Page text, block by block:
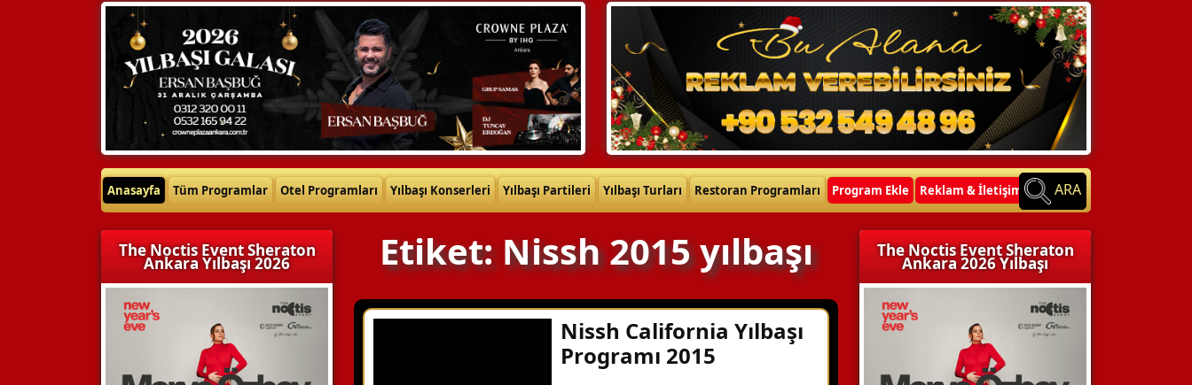
Anasayfa Tüm Programlar Otel Programları Yılbaşı Konserleri Yılbaşı Partileri Yılbaşı Turları Restoran Programları Program Ekle Reklam & İletişim ARA
The Noctis Event Sheraton
Ankara Yılbaşı 2026 Etiket: Nissh 2015 yılbaşı
Nissh California Yılbaşı
Programı 2015
The Noctis Event Sheraton
Ankara 2026 Yılbaşı